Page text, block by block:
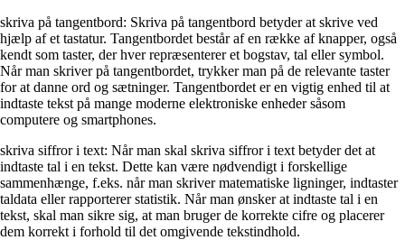
skriva på tangentbord: Skriva på tangentbord betyder at skrive ved
hjælp af et tastatur. Tangentbordet består af en række af knapper, også
kendt som taster, der hver repræsenterer et bogstav, tal eller symbol.
Når man skriver på tangentbordet, trykker man på de relevante taster
for at danne ord og sætninger. Tangentbordet er en vigtig enhed til at
indtaste tekst på mange moderne elektroniske enheder såsom
computere og smartphones.
skriva siffror i text: Når man skal skriva siffror i text betyder det at
indtaste tal i en tekst. Dette kan være nødvendigt i forskellige
sammenhænge, f.eks. når man skriver matematiske ligninger, indtaster
taldata eller rapporterer statistik. Når man ønsker at indtaste tal i en
tekst, skal man sikre sig, at man bruger de korrekte cifre og placerer
dem korrekt i forhold til det omgivende tekstindhold.